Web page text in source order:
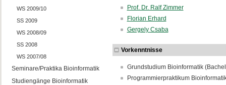
WS 2009/10
SS 2009
WS 2008/09
SS 2008
WS 2007/08
Seminare/Praktika Bioinformatik
Studiengänge Bioinformatik
Prof. Dr. Ralf Zimmer
Florian Erhard
Gergely Csaba
Vorkenntnisse
Grundstudium Bioinformatik
Programmierpraktikum